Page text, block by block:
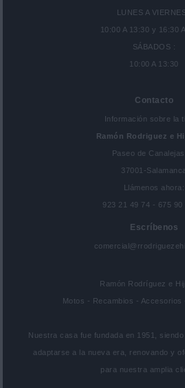
LUNES A
10:00 A 13:30 y 16:30
SÁBADOS :
10:00 A 13:30
Contacto
Información sobre la
Ramón Rodriguez e
Paseo de
37001-Salamanca
Llámenos ahora:
923 21 49 74 - 675 90
Escríbenos
Ramón Rodríguez e
Motos - Recambios - Accesorios
Nuestra casa fue fundada en 1951,
adaptarse a la nueva era, renovando y
para nuestra amplia